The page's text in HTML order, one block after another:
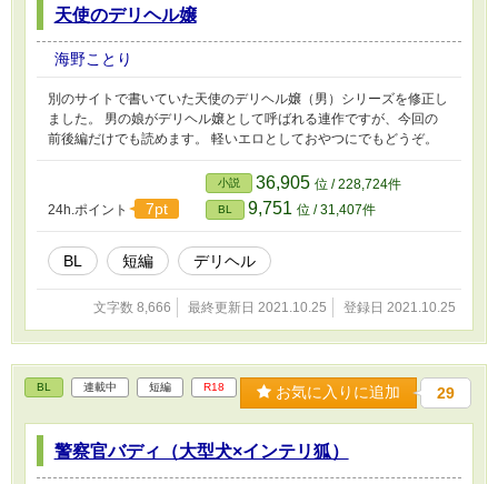
天使のデリヘル嬢
海野ことり
別のサイトで書いていた天使のデリヘル嬢（男）シリーズを修正し
ました。 男の娘がデリヘル嬢として呼ばれる連作ですが、今回の
前後編だけでも読めます。 軽いエロとしておやつにでもどうぞ。
24h.ポイント 7pt
小説 36,905 位 / 228,724件
BL 9,751 位 / 31,407件
BL 短編 デリヘル
文字数 8,666 最終更新日 2021.10.25 登録日 2021.10.25
BL 連載中 短編 R18 お気に入りに追加 29
警察官バディ（大型犬×インテリ狐）